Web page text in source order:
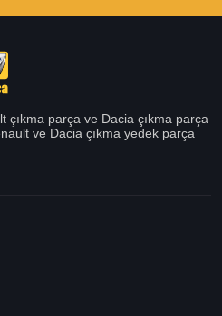
çıkma parça ve Dacia çıkma parça
ve Dacia çıkma yedek parça